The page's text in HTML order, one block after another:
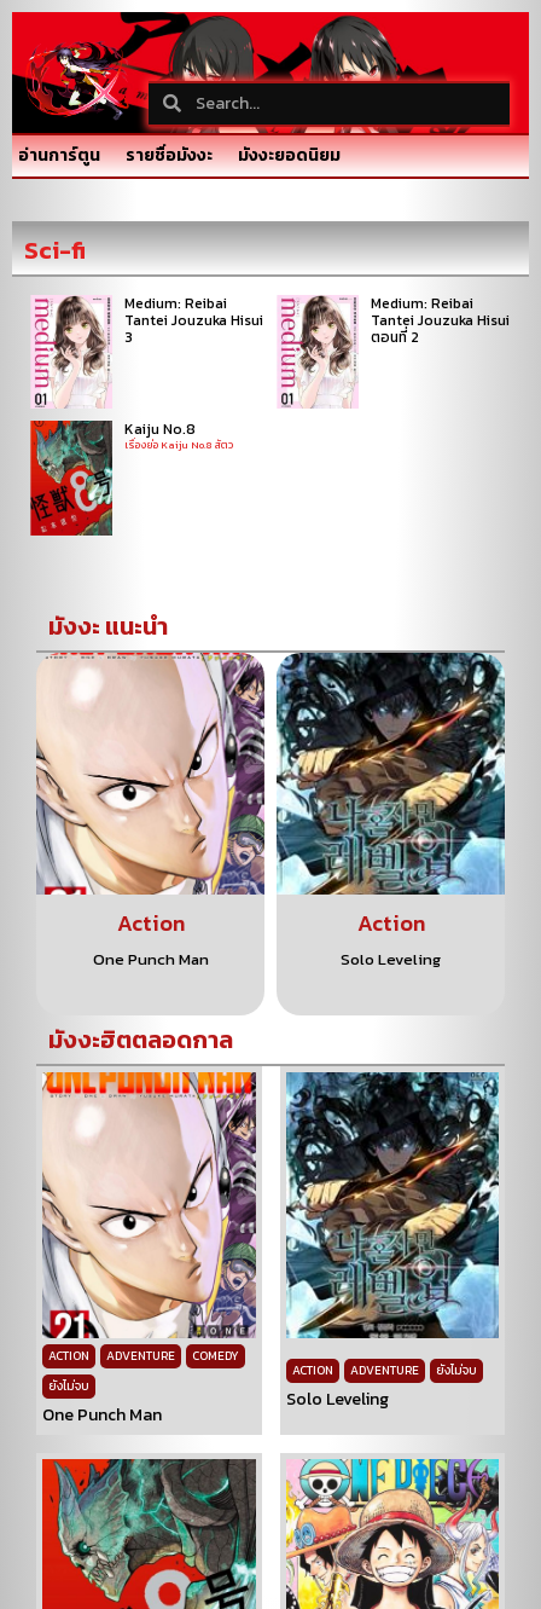
อ่านการ์ตูน รายชื่อมังงะ มังงะยอดนิยม
Sci-fi
Medium: Reibai
Tantei Jouzuka Hisui
3
Medium: Reibai
Tantei Jouzuka Hisui
ตอนที่ 2
Kaiju No.8
เรื่องย่อ Kaiju No.8 สัตว
มังงะ แนะนำ
Action
One Punch Man
Action
Solo Leveling
มังงะฮิตตลอดกาล
ACTION ADVENTURE
COMEDY
ยังไม่จบ
One Punch Man
ACTION ADVENTURE ยังไม่จบ
Solo Leveling